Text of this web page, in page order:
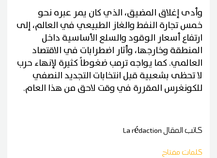
وأدى إغلاق المضيق، الذي كان يمر عبره نحو
خمس تجارة النفط والغاز الطبيعي في العالم، إلى
ارتفاع أسعار الوقود والسلع الأساسية داخل
المنطقة وخارجها، وأثار اضطرابات في الاقتصاد
العالمي. كما يواجه ترمب ضغوطاً كثيرة لإنهاء حرب
لا تحظى بشعبية قبل انتخابات التجديد النصفي
للكونغرس المقررة في وقت لاحق من هذا العام.
كاتب المقالLa rédaction
كلمات مفتاح